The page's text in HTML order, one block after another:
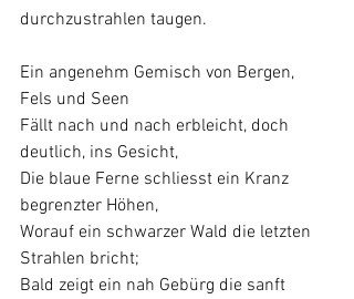
durchzustrahlen taugen.
Ein angenehm Gemisch von Bergen,
Fels und Seen
Fällt nach und nach erbleicht, doch
deutlich, ins Gesicht,
Die blaue Ferne schliesst ein Kranz
begrenzter Höhen,
Worauf ein schwarzer Wald die letzten
Strahlen bricht;
Bald zeigt ein nah Gebürg die sanft